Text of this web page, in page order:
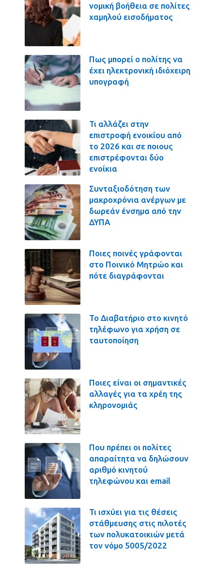
νομική βοήθεια σε πολίτες
χαμηλού εισοδήματος
Πως μπορεί ο πολίτης να
έχει ηλεκτρονική ιδιόχειρη
υπογραφή
Τι αλλάζει στην
επιστροφή ενοικίου από
το 2026 και σε ποιους
επιστρέφονται δύο
ενοίκια
Συνταξιοδότηση των
μακροχρόνια ανέργων με
δωρεάν ένσημα από την
ΔΥΠΑ
Ποιες ποινές γράφονται
στο Ποινικό Μητρώο και
πότε διαγράφονται
Το Διαβατήριο στο κινητό
τηλέφωνο για χρήση σε
ταυτοποίηση
Ποιες είναι οι σημαντικές
αλλαγές για τα χρέη της
κληρονομιάς
Που πρέπει οι πολίτες
απαραίτητα να δηλώσουν
αριθμό κινητού
τηλεφώνου και email
Τι ισχύει για τις θέσεις
στάθμευσης στις πιλοτές
των πολυκατοικιών μετά
τον νόμο 5005/2022